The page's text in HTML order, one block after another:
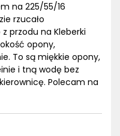
na 225/55/16
rzucało
przodu na Kleberki
opony,
To są miękkie opony,
i tną wodę bez
Polecam na